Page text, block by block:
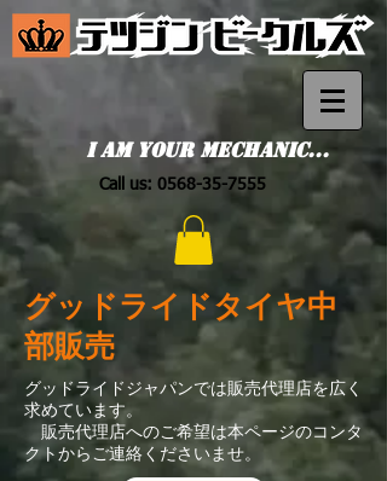
I am your mechanic...
Call us: 0568-35-7555
グッドライドタイヤ中
部販売
グッドライドジャパンでは販売代理店を広く
求めています。
​ 販売代理店へのご希望は本ページのコンタ
クトからご連絡くださいませ。